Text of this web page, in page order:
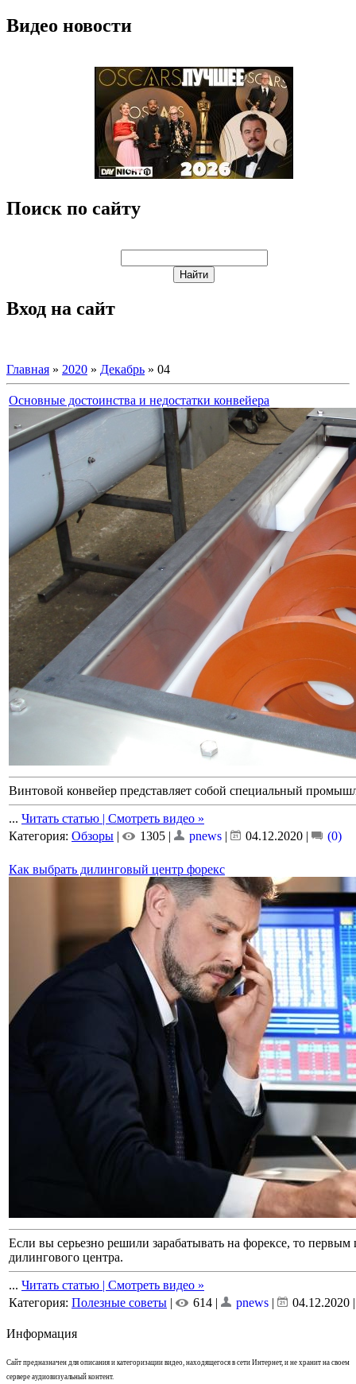
Видео новости
Поиск по сайту
Вход на сайт
Главная » 2020 » Декабрь » 04
Основные достоинства и недостатки конвейера
Винтовой конвейер представляет собой специальный
... Читать статью | Смотреть видео »
Категория: Обзоры | 1305 | pnews | 04.12.2020 | (0)
Как выбрать дилинговый центр форекс
Если вы серьезно решили зарабатывать на форексе, то первым
дилингового центра.
... Читать статью | Смотреть видео »
Категория: Полезные советы | 614 | pnews | 04.12.2020
Информация
Сайт предназначен для описания и категоризации видео, находящегося в сети Интернет, и не хранит на своем
сервере аудиовизуальный контент.